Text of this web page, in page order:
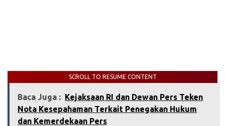
SCROLL TO RESUME CONTENT
Baca Juga : Kejaksaan RI dan Dewan Pers Teken
Nota Kesepahaman Terkait Penegakan Hukum
dan Kemerdekaan Pers‎